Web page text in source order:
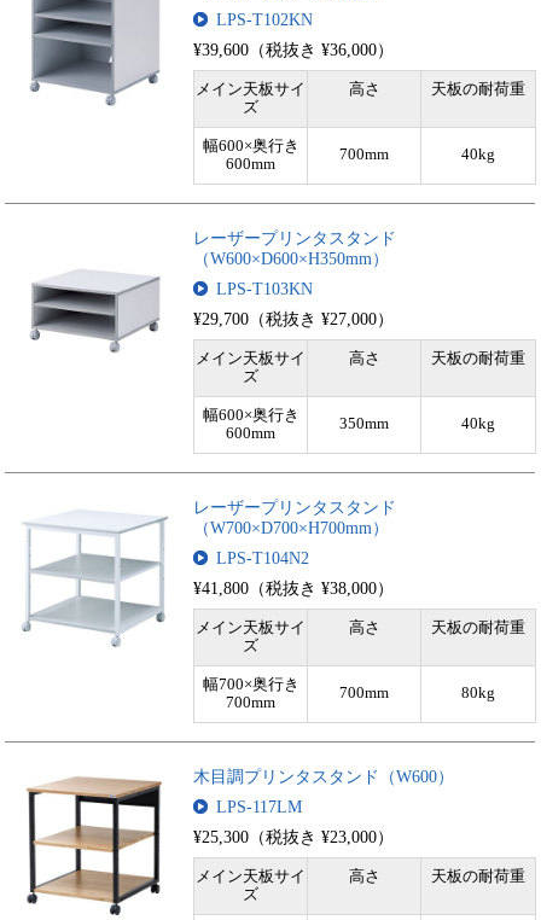
LPS-T102KN
¥39,600（税抜き ¥36,000）
メイン天板サイ
ズ
高さ 天板の耐荷重
幅600×奥行き
600mm
700mm 40kg
レーザープリンタスタンド
（W600×D600×H350mm）
LPS-T103KN
¥29,700（税抜き ¥27,000）
メイン天板サイ
ズ
高さ 天板の耐荷重
幅600×奥行き
600mm
350mm 40kg
レーザープリンタスタンド
（W700×D700×H700mm）
LPS-T104N2
¥41,800（税抜き ¥38,000）
メイン天板サイ
ズ
高さ 天板の耐荷重
幅700×奥行き
700mm
700mm 80kg
木目調プリンタスタンド（W600）
LPS-117LM
¥25,300（税抜き ¥23,000）
メイン天板サイ
ズ
高さ 天板の耐荷重